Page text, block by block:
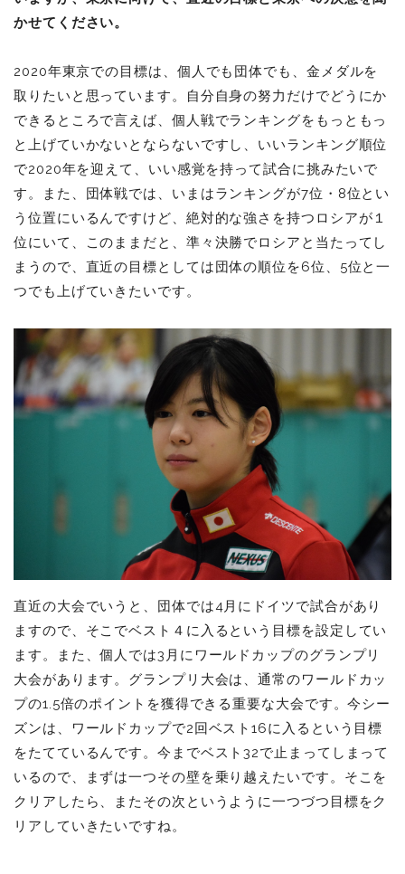
かせてください。
2020年東京での目標は、個人でも団体でも、金メダルを
取りたいと思っています。自分自身の努力だけでどうにか
できるところで言えば、個人戦でランキングをもっともっ
と上げていかないとならないですし、いいランキング順位
で2020年を迎えて、いい感覚を持って試合に挑みたいで
す。また、団体戦では、いまはランキングが7位・8位とい
う位置にいるんですけど、絶対的な強さを持つロシアが１
位にいて、このままだと、準々決勝でロシアと当たってし
まうので、直近の目標としては団体の順位を6位、5位と一
つでも上げていきたいです。
直近の大会でいうと、団体では4月にドイツで試合があり
ますので、そこでベスト４に入るという目標を設定してい
ます。また、個人では3月にワールドカップのグランプリ
大会があります。グランプリ大会は、通常のワールドカッ
プの1.5倍のポイントを獲得できる重要な大会です。今シー
ズンは、ワールドカップで2回ベスト16に入るという目標
をたてているんです。今までベスト32で止まってしまって
いるので、まずは一つその壁を乗り越えたいです。そこを
クリアしたら、またその次というように一つづつ目標をク
リアしていきたいですね。